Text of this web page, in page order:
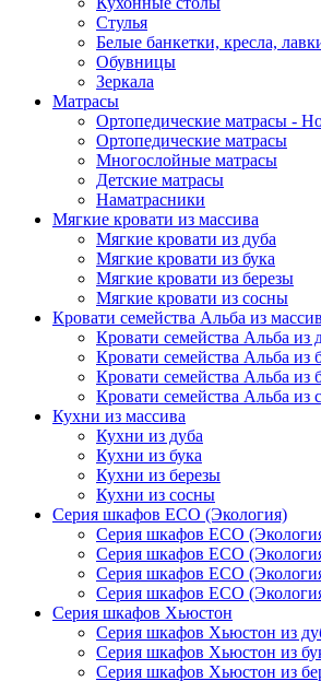
Стулья
Белые банкетки, кресла,
Обувницы
Зеркала
Матрасы
Ортопедические матрасы -
Ортопедические матрасы
Многослойные матрасы
Детские матрасы
Наматрасники
Мягкие кровати из массива
Мягкие кровати из дуба
Мягкие кровати из бука
Мягкие кровати из березы
Мягкие кровати из сосны
Кровати семейства Альба из
Кровати семейства Альба из
Кровати семейства Альба из
Кровати семейства Альба из
Кровати семейства Альба из
Кухни из массива
Кухни из дуба
Кухни из бука
Кухни из березы
Кухни из сосны
Серия шкафов ECO (Экология)
Серия шкафов ECO
Серия шкафов ECO
Серия шкафов ECO
Серия шкафов ECO
Серия шкафов Хьюстон
Серия шкафов Хьюстон из
Серия шкафов Хьюстон из
Серия шкафов Хьюстон из